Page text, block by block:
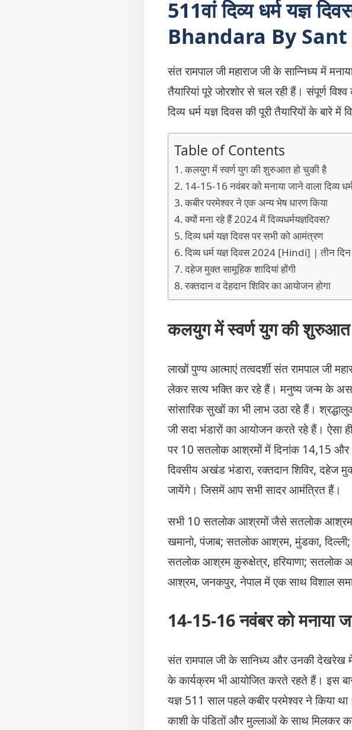
511वां दिव्य धर्म यज्ञ
Bhandara By Sant
संत रामपाल जी महाराज जी के सान्निध्य में
तैयारियां पूरे जोरशोर से चल रही हैं। संपूर्ण
दिव्य धर्म यज्ञ दिवस की पूरी तैयारियों के बारे में
Table of Contents
कलयुग में स्वर्ण युग की शुरुआत हो चुकी है
14-15-16 नवंबर को मनाया जाने वाला दिव्य
कबीर परमेश्वर ने एक अन्य भेष धारण किया
क्यों मना रहे हैं 2024 में दिव्यधर्मयज्ञदिवस?
दिव्य धर्म यज्ञ दिवस पर सभी को आमंत्रण
दिव्य धर्म यज्ञ दिवस 2024 [Hindi] | तीन
दहेज मुक्त सामूहिक शादियां होंगी
रक्तदान व देहदान शिविर का आयोजन होगा
कलयुग में स्वर्ण युग की शुरुआत
लाखों पुण्य आत्माएं तत्वदर्शी संत रामपाल जी
लेकर सत्य भक्ति कर रहे हैं। मनुष्य जन्म के असली
सांसारिक सुखों का भी लाभ उठा रहे हैं।
जी सदा भंडारों का आयोजन करते रहे हैं। ऐसा
पर 10 सतलोक आश्रमों में दिनांक 14,15 और
दिवसीय अखंड भंडारा, रक्तदान शिविर, दहेज
जायेंगे। जिसमें आप सभी सादर आमंत्रित हैं।
सभी 10 सतलोक आश्रमों जैसे सतलोक
खमानो, पंजाब; सतलोक आश्रम, मुंडका,
सतलोक आश्रम कुरुक्षेत्र, हरियाणा; सतलोक
आश्रम, जनकपुर, नेपाल में एक साथ विशाल
14-15-16 नवंबर को मनाया
संत रामपाल जी के सानिध्य और उनकी देखरेख
के कार्यक्रम भी आयोजित करते रहते हैं। इस
यज्ञ 511 साल पहले कबीर परमेश्वर ने किया
काशी के पंडितों और मुल्लाओं के साथ मिलकर